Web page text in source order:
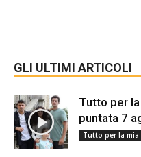
GLI ULTIMI ARTICOLI
Tutto per
puntata 7
Tutto per la mia